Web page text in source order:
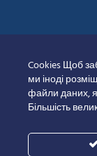
Cookies Щоб
ми іноді
файли даних,
Більшість